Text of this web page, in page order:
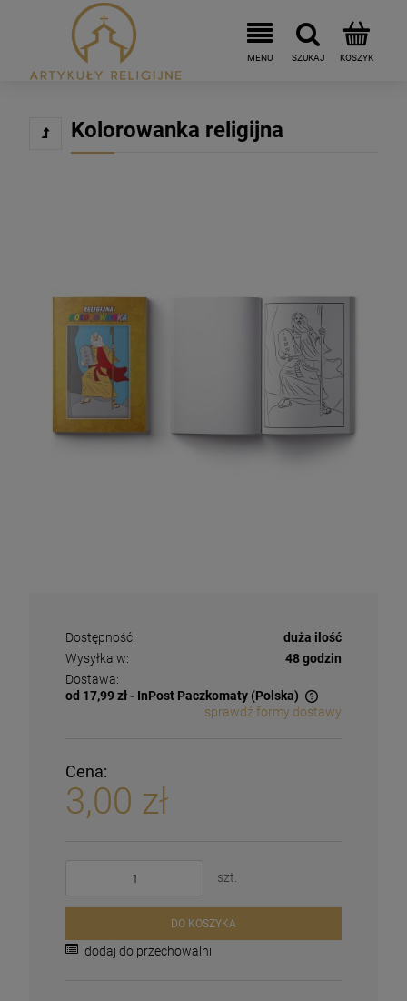
Kolorowanka religijna
Dostępność:
duża ilość
Wysyłka w:
48 godzin
Dostawa:
od 17,99 zł- InPost Paczkomaty (Polska)
sprawdź formy dostawy
Cena:
3,00 zł
szt.
DO KOSZYKA
dodaj do przechowalni